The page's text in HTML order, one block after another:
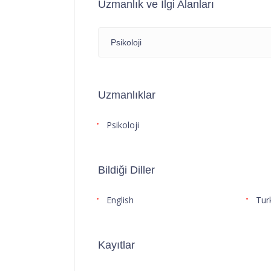
Uzmanlık ve İlgi Alanları
Psikoloji
Uzmanlıklar
Psikoloji
Bildiği Diller
English
Kayıtlar